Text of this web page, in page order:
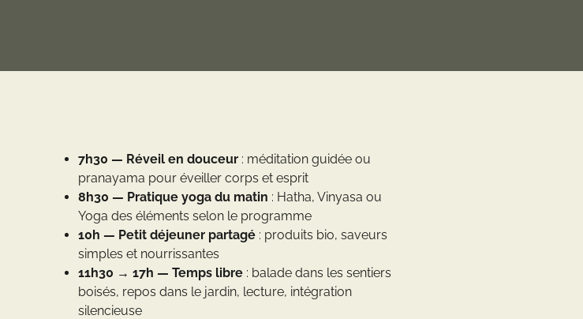
7h30 — Réveil en douceur : méditation guidée ou
pranayama pour éveiller corps et esprit
8h30 — Pratique yoga du matin : Hatha, Vinyasa ou
Yoga des éléments selon le programme
10h — Petit déjeuner partagé : produits bio, saveurs
simples et nourrissantes
11h30 → 17h — Temps libre : balade dans les sentiers
boisés, repos dans le jardin, lecture, intégration
silencieuse